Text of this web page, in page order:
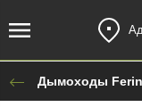
Дымоходы